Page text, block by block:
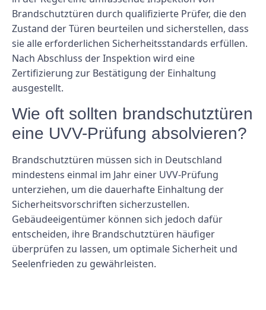
Brandschutztüren durch qualifizierte Prüfer, die den
Zustand der Türen beurteilen und sicherstellen, dass
sie alle erforderlichen Sicherheitsstandards erfüllen.
Nach Abschluss der Inspektion wird eine
Zertifizierung zur Bestätigung der Einhaltung
ausgestellt.
Wie oft sollten brandschutztüren
eine UVV-Prüfung absolvieren?
Brandschutztüren müssen sich in Deutschland
mindestens einmal im Jahr einer UVV-Prüfung
unterziehen, um die dauerhafte Einhaltung der
Sicherheitsvorschriften sicherzustellen.
Gebäudeeigentümer können sich jedoch dafür
entscheiden, ihre Brandschutztüren häufiger
überprüfen zu lassen, um optimale Sicherheit und
Seelenfrieden zu gewährleisten.